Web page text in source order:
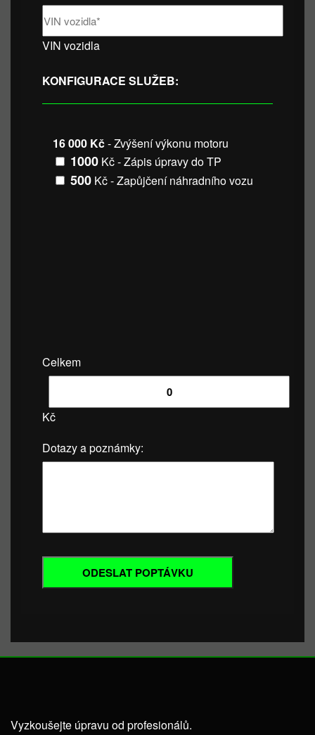
VIN vozidla
KONFIGURACE SLUŽEB:
16 000 Kč- Zvýšení výkonu motoru
1000 Kč - Zápis úpravy do TP
500 Kč - Zapůjčení náhradního vozu
Celkem
Kč
Dotazy a poznámky:
Vyzkoušejte úpravu od profesionálů.